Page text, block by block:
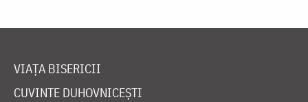
VIAȚA BISERICII
CUVINTE DUHOVNICEȘTI